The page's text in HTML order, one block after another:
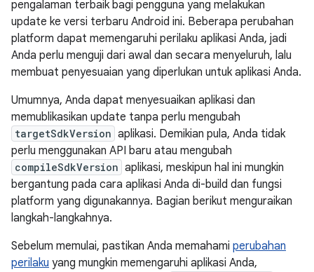
pengalaman terbaik bagi pengguna yang melakukan
update ke versi terbaru Android ini. Beberapa perubahan
platform dapat memengaruhi perilaku aplikasi Anda, jadi
Anda perlu menguji dari awal dan secara menyeluruh, lalu
membuat penyesuaian yang diperlukan untuk aplikasi Anda.
Umumnya, Anda dapat menyesuaikan aplikasi dan
memublikasikan update tanpa perlu mengubah
targetSdkVersion aplikasi. Demikian pula, Anda tidak
perlu menggunakan API baru atau mengubah
compileSdkVersion aplikasi, meskipun hal ini mungkin
bergantung pada cara aplikasi Anda di-build dan fungsi
platform yang digunakannya. Bagian berikut menguraikan
langkah-langkahnya.
Sebelum memulai, pastikan Anda memahami perubahan
perilaku yang mungkin memengaruhi aplikasi Anda,